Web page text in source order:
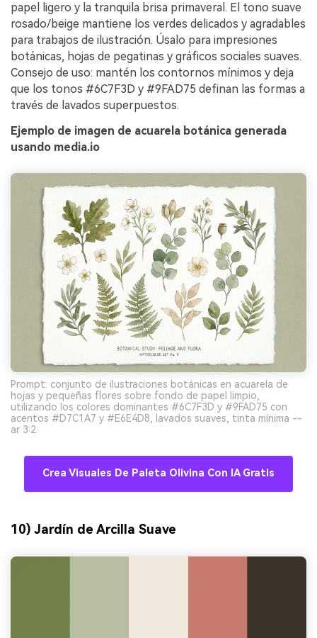
papel ligero y la tranquila brisa primaveral. El tono suave
rosado/beige mantiene los verdes delicados y agradables
para trabajos de ilustración. Úsalo para impresiones
botánicas, hojas de pegatinas y gráficos sociales suaves.
Consejo de uso: mantén los contornos mínimos y deja
que los tonos #6C7F3D y #9FAD75 definan las formas a
través de lavados superpuestos.
Ejemplo de imagen de acuarela botánica generada
usando media.io
Prompt: conjunto de ilustraciones botánicas en acuarela de
hojas y pequeñas flores sobre fondo de papel limpio,
utilizando los colores dominantes #6C7F3D y #9FAD75 con
acentos #D7C1A7 y #E6E4D8, lavados suaves, tinta mínima --
ar 3:2
Crea Visuales De Paleta Olivina Con IA Gratis
10) Jardín de Arcilla Suave